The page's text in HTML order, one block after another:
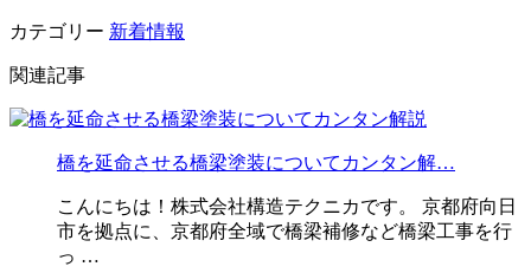
カテゴリー 新着情報
関連記事
橋を延命させる橋梁塗装についてカンタン解…
こんにちは！株式会社構造テクニカです。 京都府向日
市を拠点に、京都府全域で橋梁補修など橋梁工事を行
っ …